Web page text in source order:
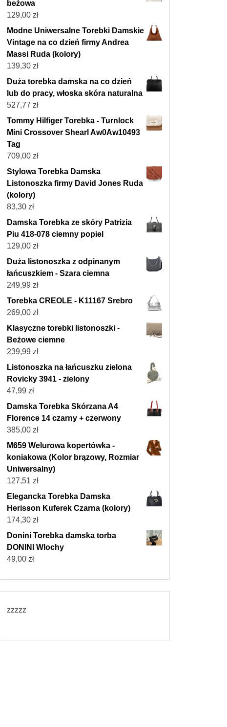
beżowa
129,00 zł
Modne Uniwersalne Torebki Damskie
Vintage na co dzień firmy Andrea
Massi Ruda (kolory)
139,30 zł
Duża torebka damska na co dzień
lub do pracy, włoska skóra naturalna
527,77 zł
Tommy Hilfiger Torebka - Turnlock
Mini Crossover Shearl Aw0Aw10493
Tag
709,00 zł
Stylowa Torebka Damska
Listonoszka firmy David Jones Ruda
(kolory)
83,30 zł
Damska Torebka ze skóry Patrizia
Piu 418-078 ciemny popiel
129,00 zł
Duża listonoszka z odpinanym
łańcuszkiem - Szara ciemna
249,99 zł
Torebka CREOLE - K11167 Srebro
269,00 zł
Klasyczne torebki listonoszki -
Beżowe ciemne
239,99 zł
Listonoszka na łańcuszku zielona
Rovicky 3941 - zielony
47,99 zł
Damska Torebka Skórzana A4
Florence 14 czarny + czerwony
385,00 zł
M659 Welurowa kopertówka -
koniakowa (Kolor brązowy, Rozmiar
Uniwersalny)
127,51 zł
Elegancka Torebka Damska
Herisson Kuferek Czarna (kolory)
174,30 zł
Donini Torebka damska torba
DONINI Wlochy
49,00 zł
zzzzz